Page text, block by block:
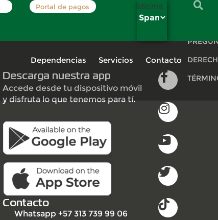
Portal de pagos Idioma
Dependencias Servicios
Contacto
Descarga nuestra app
Accede desde tu dispositivo móvil
y disfruta lo que tenemos para tí.
Contacto
Whatsapp +57 313 739 99 06